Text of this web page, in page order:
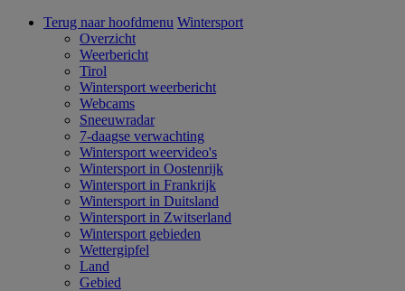
Terug naar hoofdmenu Wintersport
Overzicht
Weerbericht
Tirol
Wintersport weerbericht
Webcams
Sneeuwradar
7-daagse verwachting
Wintersport weervideo's
Wintersport in Oostenrijk
Wintersport in Frankrijk
Wintersport in Duitsland
Wintersport in Zwitserland
Wintersport gebieden
Wettergipfel
Land
Gebied